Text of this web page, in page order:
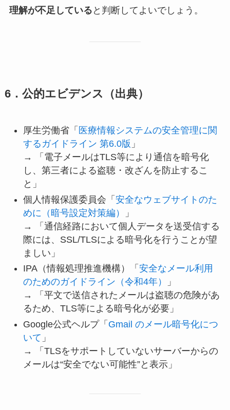
理解が不足している と判断してよいでしょう。
6．公的エビデンス（出典）
厚生労働省「 医療情報システムの安全管理に関
するガイドライン 第6.0版 」
→ 「電子メールはTLS等により通信を暗号化
し、第三者による盗聴・改ざんを防止するこ
と」
個人情報保護委員会「 安全なウェブサイトのた
めに（暗号設定対策編）
」
→ 「通信経路において個人データを送受信する
際には、SSL/TLSによる暗号化を行うことが望
ましい」
IPA（情報処理推進機構）「 安全なメール利用
のためのガイドライン（令和4年）
」
→ 「平文で送信されたメールは盗聴の危険があ
るため、TLS等による暗号化が必要」
Google公式ヘルプ「 Gmail のメール暗号化につ
いて 」
→ 「TLSをサポートしていないサーバーからの
メールは“安全でない可能性”と表示」